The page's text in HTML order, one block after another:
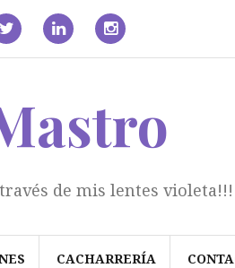
Twitter LinkedinInstagram
de mis lentes violeta!!!
CACHARRERÍA